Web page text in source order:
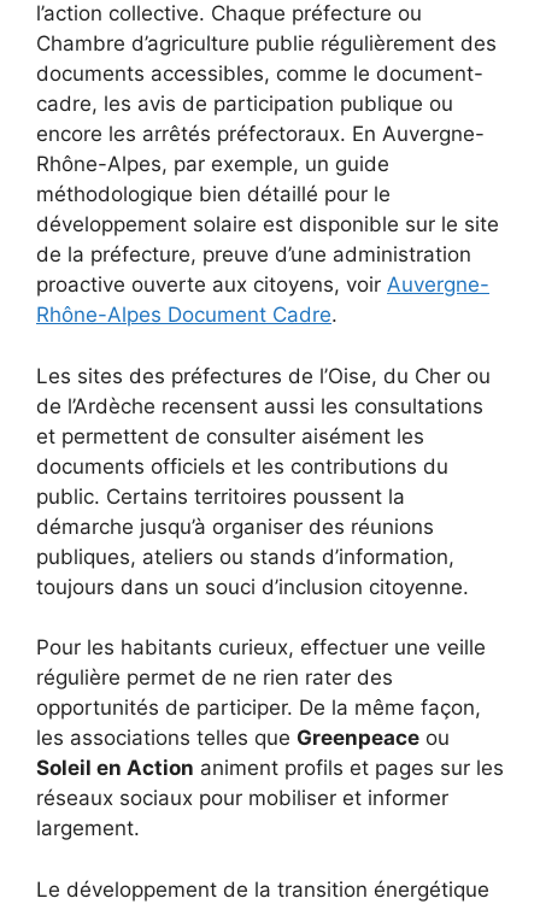
l’action collective. Chaque préfecture ou
Chambre d’agriculture publie régulièrement des
documents accessibles, comme le document-
cadre, les avis de participation publique ou
encore les arrêtés préfectoraux. En Auvergne-
Rhône-Alpes, par exemple, un guide
méthodologique bien détaillé pour le
développement solaire est disponible sur le site
de la préfecture, preuve d’une administration
proactive ouverte aux citoyens, voir Auvergne-
Rhône-Alpes Document Cadre.
Les sites des préfectures de l’Oise, du Cher ou
de l’Ardèche recensent aussi les consultations
et permettent de consulter aisément les
documents officiels et les contributions du
public. Certains territoires poussent la
démarche jusqu’à organiser des réunions
publiques, ateliers ou stands d’information,
toujours dans un souci d’inclusion citoyenne.
Pour les habitants curieux, effectuer une veille
régulière permet de ne rien rater des
opportunités de participer. De la même façon,
les associations telles que Greenpeace ou
Soleil en Action animent profils et pages sur les
réseaux sociaux pour mobiliser et informer
largement.
Le développement de la transition énergétique